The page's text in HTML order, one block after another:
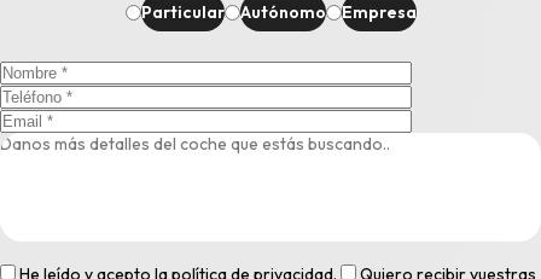
Particular Autónomo Empresa
He leído y acepto lapolítica de privacidad.
Quiero recibir vuestras